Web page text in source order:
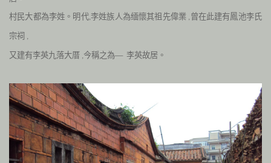
村民大都為李姓。明代, 李姓族人為缅懷其祖先偉業 曾在此建有鳳池李氏
宗祠
又建有李英九落大厝 今稱之為— 李英故居。